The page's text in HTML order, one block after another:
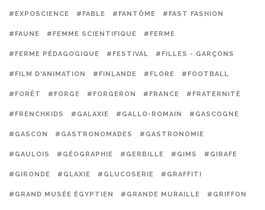
#EXPOSCIENCE #FABLE #FANTÔME #FAST FASHION
#FAUNE #FEMME SCIENTIFIQUE #FERME
#FERME PÉDAGOGIQUE #FESTIVAL #FILLES - GARÇONS
#FILM D'ANIMATION #FINLANDE #FLORE #FOOTBALL
#FORÊT #FORGE #FORGERON #FRANCE #FRATERNITÉ
#FRENCHKIDS #GALAXIE #GALLO-ROMAIN #GASCOGNE
#GASCON #GASTRONOMADES #GASTRONOMIE
#GAULOIS #GÉOGRAPHIE #GERBILLE #GIMS #GIRAFE
#GIRONDE #GLAXIE #GLUCOSERIE #GRAFFITI
#GRAND MUSÉE ÉGYPTIEN #GRANDE MURAILLE #GRIFFON